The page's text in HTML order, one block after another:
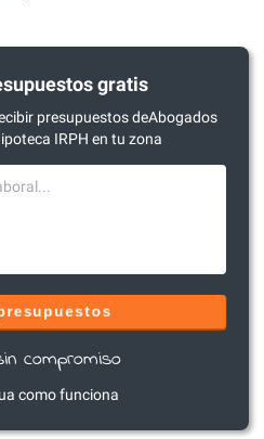
gratis
presupuestos deAbogados
IRPH en tu zona
compromiso
como funciona